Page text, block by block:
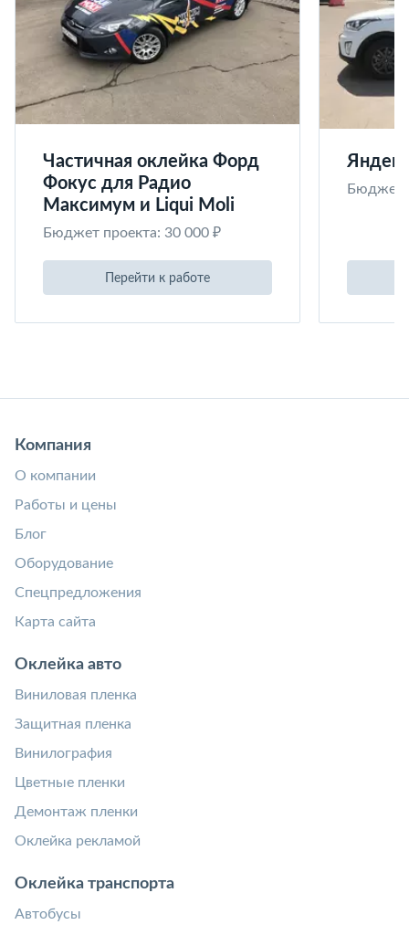
Частичная оклейка Форд
Фокус для Радио
Максимум и Liqui Moli
Бюджет проекта: 30 000 ₽
Перейти к работе
Бюджет
Компания
О компании
Работы и цены
Блог
Оборудование
Спецпредложения
Карта сайта
Оклейка авто
Виниловая пленка
Защитная пленка
Винилография
Цветные пленки
Демонтаж пленки
Оклейка рекламой
Оклейка транспорта
Автобусы